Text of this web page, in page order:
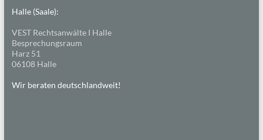
Halle (Saale):
VEST Rechtsanwälte I Halle
Besprechungsraum
Harz 51
06108 Halle
Wir beraten deutschlandweit!